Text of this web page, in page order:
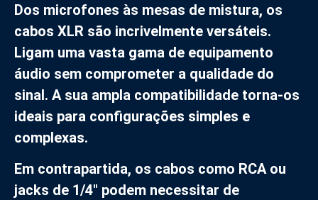
Dos microfones às mesas de mistura, os
cabos XLR são incrivelmente versáteis.
Ligam uma vasta gama de equipamento
áudio sem comprometer a qualidade do
sinal. A sua ampla compatibilidade torna-os
ideais para configurações simples e
complexas.
Em contrapartida, os cabos como RCA ou
jacks de 1/4″ podem necessitar de